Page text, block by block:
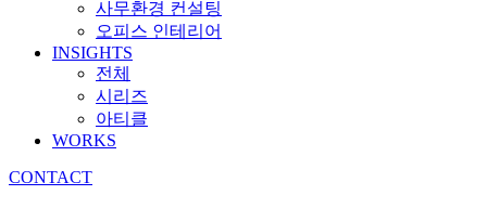
사무환경 컨설팅
오피스 인테리어
INSIGHTS
전체
시리즈
아티클
WORKS
CONTACT